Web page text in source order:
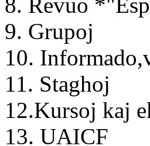
9. Grupoj
10.
11. Staghoj
12.Kursoj kaj
13. UAICF